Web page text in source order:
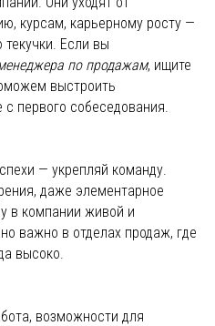
курсам, карьерному росту —
Если вы
по продажам, ищите
выстроить
первого собеседования.
— укрепляй команду.
даже элементарное
в компании живой и
важно в отделах продаж, где
высоко.
возможности для